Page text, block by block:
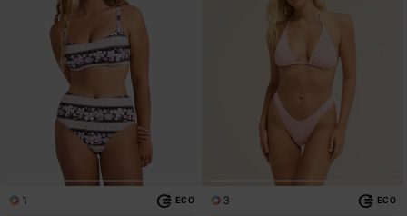
1 ECO 3 ECO